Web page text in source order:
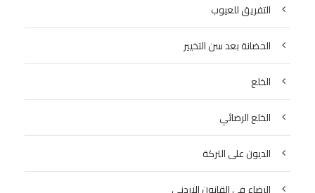
التفريق للعيوب
الحضانة بعد سن التخيير
الخلع
الخلع الرضائي
الديون على التركة